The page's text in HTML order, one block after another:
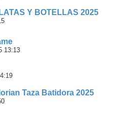
Y BOTELLAS 2025
13:13
Taza Batidora 2025